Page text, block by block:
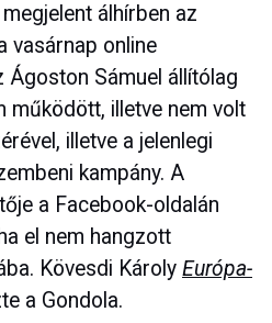
álhírben az
vasárnap online
Ágoston Sámuel állítólag
működött, illetve nem volt
illetve a jelenlegi
kampány. A
a Facebook-oldalán
el nem hangzott
Kövesdi Károly Európa-
a Gondola.